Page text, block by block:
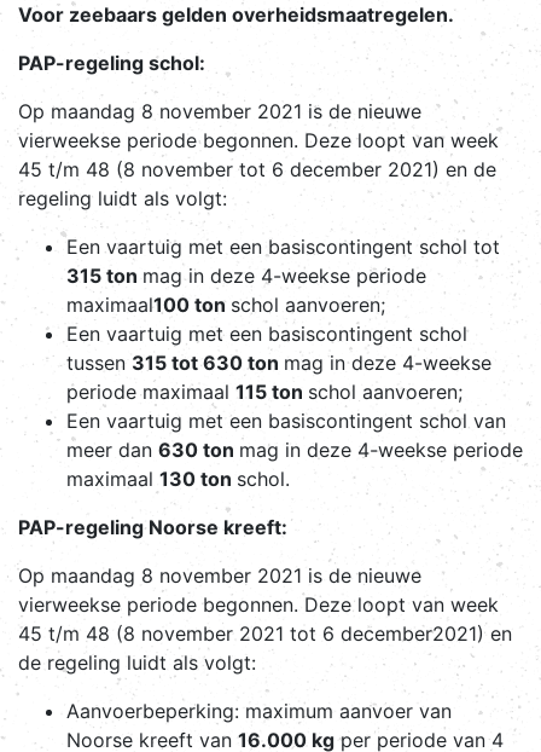
Voor zeebaars gelden overheidsmaatregelen.
PAP-regeling schol:
Op maandag 8 november 2021 is de nieuwe
vierweekse periode begonnen. Deze loopt van week
45 t/m 48 (8 november tot 6 december 2021) en de
regeling luidt als volgt:
Een vaartuig met een basiscontingent schol tot
315 ton mag in deze 4-weekse periode
maximaal100 ton schol aanvoeren;
Een vaartuig met een basiscontingent schol
tussen 315 tot 630 ton mag in deze 4-weekse
periode maximaal 115 ton schol aanvoeren;
Een vaartuig met een basiscontingent schol van
meer dan 630 ton mag in deze 4-weekse periode
maximaal 130 ton schol.
PAP-regeling Noorse kreeft:
Op maandag 8 november 2021 is de nieuwe
vierweekse periode begonnen. Deze loopt van week
45 t/m 48 (8 november 2021 tot 6 december2021) en
de regeling luidt als volgt:
Aanvoerbeperking: maximum aanvoer van
Noorse kreeft van 16.000 kg per periode van 4